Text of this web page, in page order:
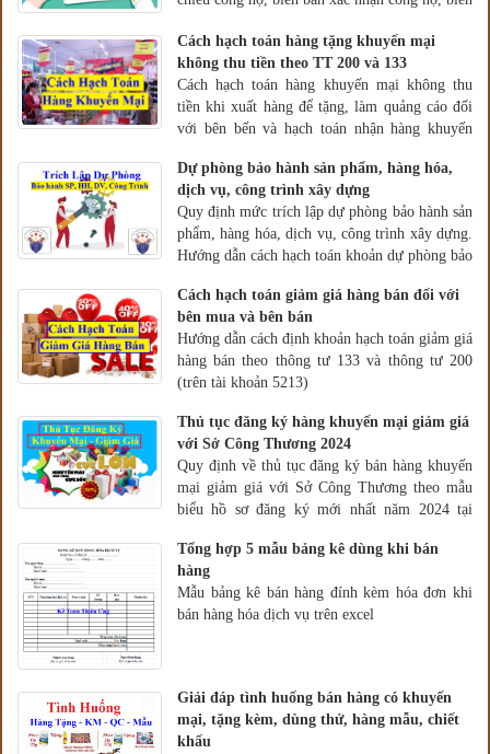
Cách hạch toán hàng tặng khuyến mại
không thu tiền theo TT 200 và 133
Cách hạch toán hàng khuyến mại không thu
tiền khi xuất hàng để tặng, làm quảng cáo đối
với bên bến và hạch toán nhận hàng khuyến
133
Dự phòng bảo hành sản phẩm, hàng hóa,
dịch vụ, công trình xây dựng
Quy định mức trích lập dự phòng bảo hành sản
phẩm, hàng hóa, dịch vụ, công trình xây dựng.
Hướng dẫn cách hạch toán khoản dự phòng bảo
xây dựng theo thông tư 133 và thông tư 200
Cách hạch toán giảm giá hàng bán đối với
bên mua và bên bán
Hướng dẫn cách định khoản hạch toán giảm giá
hàng bán theo thông tư 133 và thông tư 200
(trên tài khoản 5213)
Thủ tục đăng ký hàng khuyến mại giảm giá
với Sở Công Thương 2024
Quy định về thủ tục đăng ký bán hàng khuyến
mại giảm giá với Sở Công Thương theo mẫu
biểu hồ sơ đăng ký mới nhất năm 2024 tại
Tổng hợp 5 mẫu bảng kê dùng khi bán
hàng
Mẫu bảng kê bán hàng đính kèm hóa đơn khi
bán hàng hóa dịch vụ trên excel
Giải đáp tình huống bán hàng có khuyến
mại, tặng kèm, dùng thử, hàng mẫu, chiết
khấu